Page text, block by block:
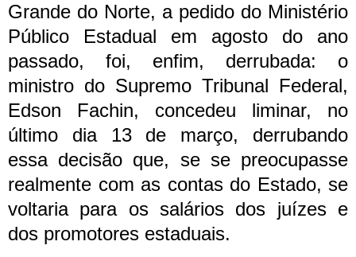
Grande do Norte, a pedido do Ministério
Público Estadual em agosto do ano
passado, foi, enfim, derrubada: o
ministro do Supremo Tribunal Federal,
Edson Fachin, concedeu liminar, no
último dia 13 de março, derrubando
essa decisão que, se se preocupasse
realmente com as contas do Estado, se
voltaria para os salários dos juízes e
dos promotores estaduais.